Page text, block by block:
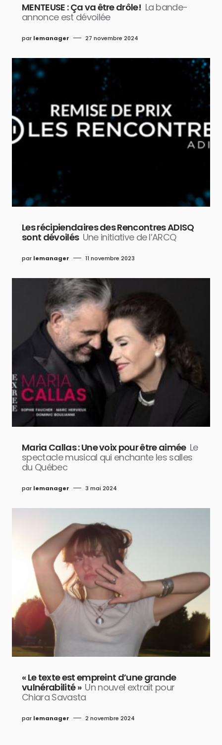
MENTEUSE : Ça va être drôle! La bande-
annonce est dévoilée
par lemanager 27 novembre 2024
Les récipiendaires des Rencontres ADISQ
sont dévoilés Une initiative de l’ARCQ
par lemanager 11 novembre 2023
Maria Callas : Une voix pour être aimée Le
spectacle musical qui enchante les salles
du Québec
par lemanager 3 mai 2024
« Le texte est empreint d’une grande
vulnérabilité » Un nouvel extrait pour
Chiara Savasta
par lemanager 2 novembre 2024